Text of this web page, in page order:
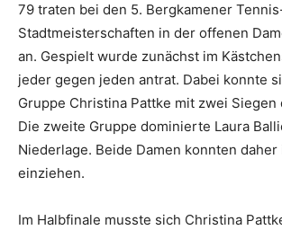
79 traten bei den 5. Bergkamener
Stadtmeisterschaften in der offenen
an. Gespielt wurde zunächst im
jeder gegen jeden antrat. Dabei konnte
Gruppe Christina Pattke mit zwei Siegen
Die zweite Gruppe dominierte Laura
Niederlage. Beide Damen konnten
einziehen.
Im Halbfinale musste sich Christina